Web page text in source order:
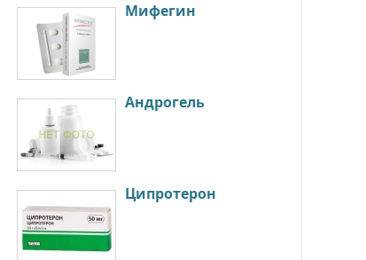
Мифегин
Андрогель
Ципротерон